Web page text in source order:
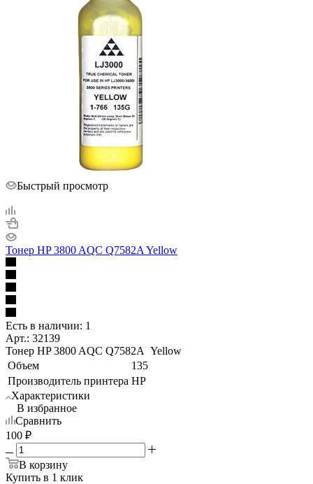
Быстрый просмотр
Тонер HP 3800 AQC Q7582A Yellow
Есть в наличии: 1
Арт.: 32139
Тонер HP 3800 AQC Q7582A Yellow
Объем
135
Производитель принтера HP
Характеристики
В избранное
Сравнить
100 ₽
В корзину
Купить в 1 клик